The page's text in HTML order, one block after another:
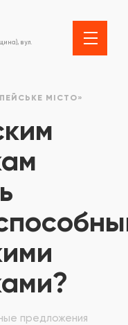
вул.
МІСТО»
предложения